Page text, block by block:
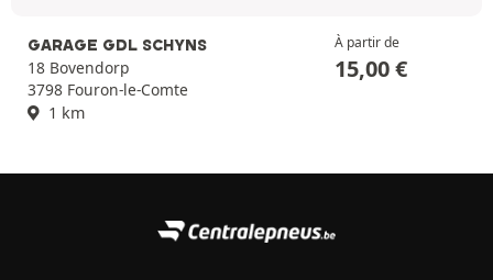
GARAGE GDL SCHYNS
18 Bovendorp
3798 Fouron-le-Comte
1 km
À partir de
15,00€